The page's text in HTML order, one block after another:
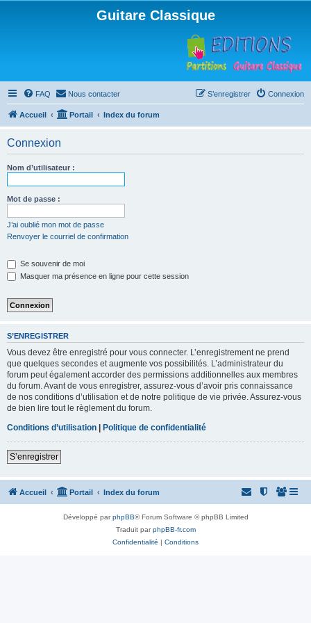
Guitare Classique
FAQ Nous contacter Connexion
S’enregistrer
Accueil Portail Index du forum
Connexion
Nom d’utilisateur :
Mot de passe :
J’ai oublié mon mot de passe
Renvoyer le courriel de confirmation
Se souvenir de moi
Masquer ma présence en ligne pour cette session
S’ENREGISTRER
Vous devez être enregistré pour vous connecter. L’enregistrement ne prend
que quelques secondes et augmente vos possibilités. L’administrateur du
forum peut également accorder des permissions additionnelles aux membres
du forum. Avant de vous enregistrer, assurez-vous d’avoir pris connaissance
de nos conditions d’utilisation et de notre politique de vie privée. Assurez-vous
de bien lire tout le règlement du forum.
Conditions d’utilisation | Politique de confidentialité
S’enregistrer
Accueil Portail Index du forum
Développé parphpBB® Forum Software © phpBB Limited
Traduit parphpBB-fr.com
Confidentialité | Conditions